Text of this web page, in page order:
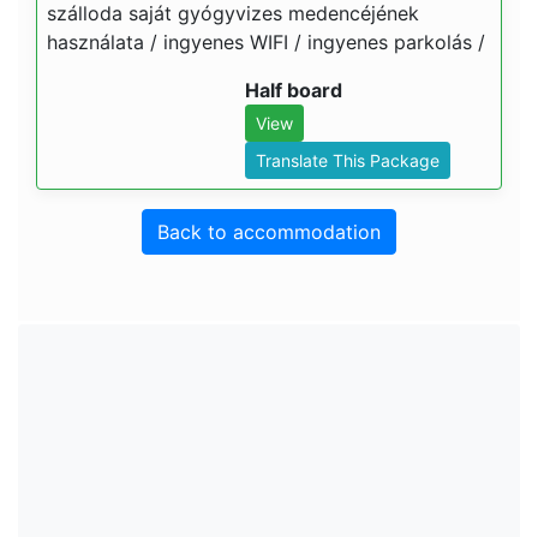
szálloda saját gyógyvizes medencéjének
használata / ingyenes WIFI / ingyenes parkolás /
Half board
View
Translate This Package
Back to accommodation